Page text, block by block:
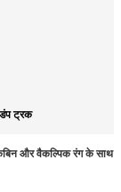
ट्रक
और वैकल्पिक रंग के साथ